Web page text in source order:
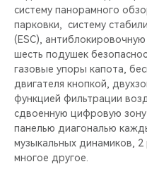
систему панорамного
парковки, систему
(ESC),
шесть подушек
газовые упоры капота,
двигателя кнопкой,
функцией фильтрации
сдвоенную цифровую зону
панелью диагональю
музыкальных динамиков,
многое другое.